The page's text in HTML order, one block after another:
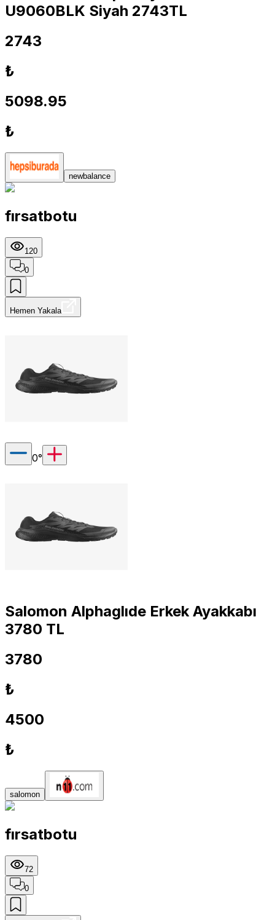
U9060BLK Siyah 2743TL
2743
₺
5098.95
₺
newbalance
fırsatbotu
120
0
Hemen Yakala
0°
Salomon Alphaglıde Erkek Ayakkabı
3780 TL
3780
₺
4500
₺
salomon
fırsatbotu
72
0